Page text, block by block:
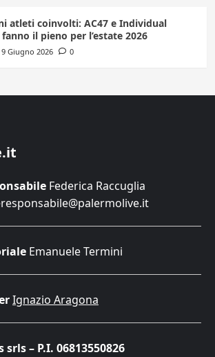
atleti coinvolti: AC47 e Individual
il pieno per l’estate 2026
9 Giugno 2026 0
Federica Raccuglia
Emanuele Termini
Ignazio Aragona
– P.I. 06813550826